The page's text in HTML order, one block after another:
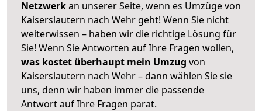
Netzwerkan unserer Seite, wenn es Umzüge von
Kaiserslautern nach Wehr geht! Wenn Sie nicht
weiterwissen – haben wir die richtige Lösung für
Sie! Wenn Sie Antworten auf Ihre Fragen wollen,
was kostet überhaupt mein Umzug von
Kaiserslautern nach Wehr – dann wählen Sie sie
uns, denn wir haben immer die passende
Antwort auf Ihre Fragen parat.